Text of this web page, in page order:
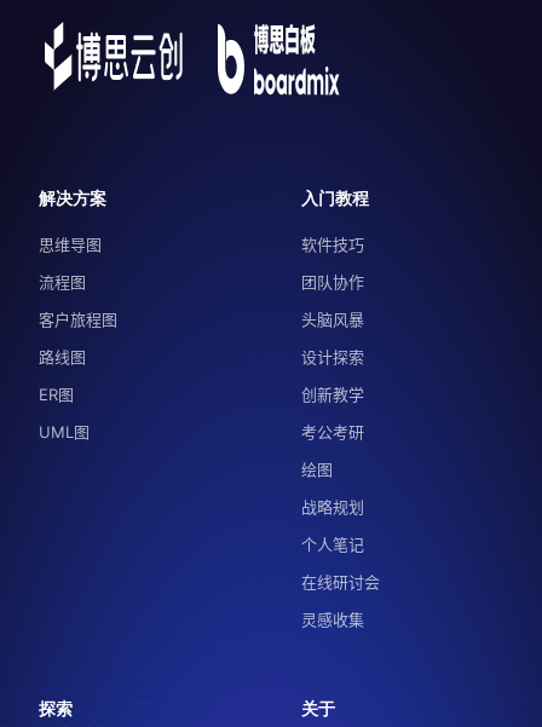
解决方案
思维导图
流程图
客户旅程图
路线图
ER图
UML图
入门教程
软件技巧
团队协作
头脑风暴
设计探索
创新教学
考公考研
绘图
战略规划
个人笔记
在线研讨会
灵感收集
探索 关于